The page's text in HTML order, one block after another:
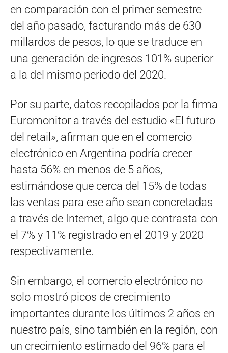
en comparación con el primer semestre
del año pasado, facturando más de 630
millardos de pesos, lo que se traduce en
una generación de ingresos 101% superior
a la del mismo periodo del 2020.
Por su parte, datos recopilados por la firma
Euromonitor a través del estudio «El futuro
del retail», afirman que en el comercio
electrónico en Argentina podría crecer
hasta 56% en menos de 5 años,
estimándose que cerca del 15% de todas
las ventas para ese año sean concretadas
a través de Internet, algo que contrasta con
el 7% y 11% registrado en el 2019 y 2020
respectivamente.
Sin embargo, el comercio electrónico no
solo mostró picos de crecimiento
importantes durante los últimos 2 años en
nuestro país, sino también en la región, con
un crecimiento estimado del 96% para el